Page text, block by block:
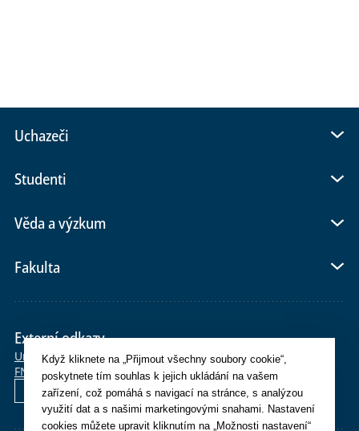
Uchazeči
Studenti
Věda a výzkum
Fakulta
Externí odkazy
Univerzita KarlovaE-shopPo>StudiumSiSMoodleOBD
FN PlzeňWhois WebmailHelpdesk
English
Když kliknete na „Přijmout všechny soubory cookie“,
poskytnete tím souhlas k jejich ukládání na vašem
zařízení, což pomáhá s navigací na stránce, s analýzou
využití dat a s našimi marketingovými snahami. Nastavení
cookies můžete upravit kliknutím na „Možnosti nastavení“